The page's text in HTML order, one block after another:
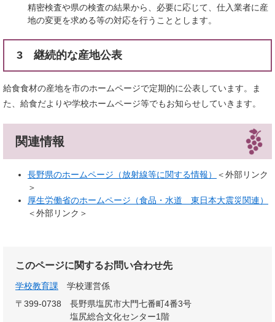
精密検査や県の検査の結果から、必要に応じて、仕入業者に産
地の変更を求める等の対応を行うこととします。
3 継続的な産地公表
給食食材の産地を市のホームページで定期的に公表しています。ま
た、給食だよりや学校ホームページ等でもお知らせしていきます。
関連情報
長野県のホームページ（放射線等に関する情報）
＜外部リンク
＞
厚生労働省のホームページ（食品・水道 東日本大震災関連）
＜外部リンク＞
このページに関するお問い合わせ先
学校教育課
学校運営係
〒399-0738
長野県塩尻市大門七番町4番3号
塩尻総合文化センター1階